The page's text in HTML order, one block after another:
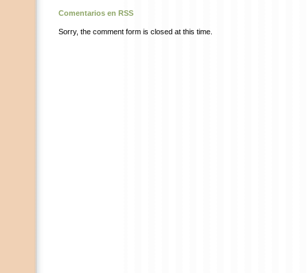
Comentarios en RSS
Sorry, the comment form is closed at this time.